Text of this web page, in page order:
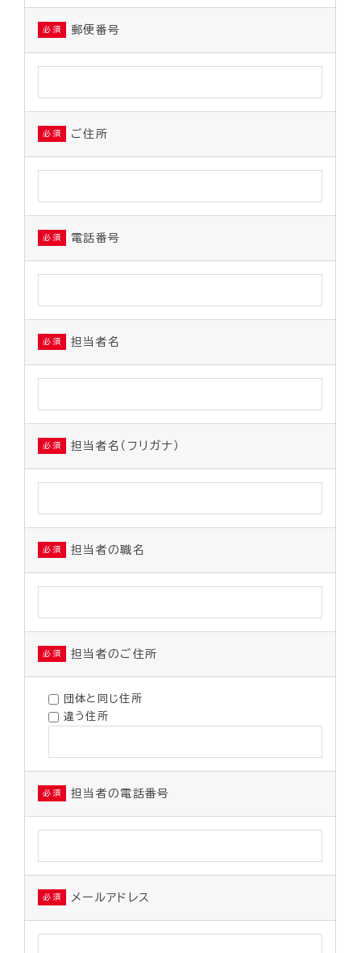
必須 郵便番号
必須 ご住所
必須 電話番号
必須 担当者名
必須 担当者名（フリガナ）
必須 担当者の職名
必須 担当者のご住所
団体と同じ住所
違う住所
必須 担当者の電話番号
必須 メールアドレス